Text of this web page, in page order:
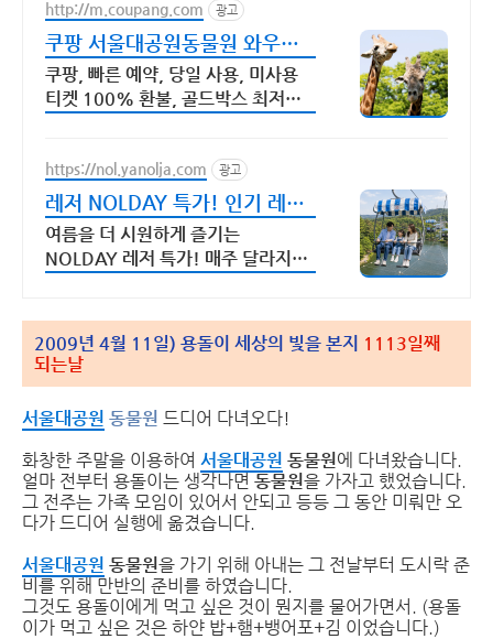
http://m.coupang.com 광고
쿠팡 서울대공원동물원 와우회
원 최대 87% 할인
쿠팡, 빠른 예약, 당일 사용, 미사용
티켓 100% 환불, 골드박스 최저가
이제 쿠팡에서!
https://nol.yanolja.com 광고
레저 NOLDAY 특가! 인기 레저
매일 상시 할인
여름을 더 시원하게 즐기는
NOLDAY 레저 특가! 매주 달라지는
2009년 4월 11일) 용돌이 세상의 빛을 본지 1113일째
되는날
서울대공원 동물원 드디어 다녀오다!
화창한 주말을 이용하여 서울대공원 동물원에 다녀왔습니다.
얼마 전부터 용돌이는 생각나면 동물원을 가자고 했었습니다.
그 전주는 가족 모임이 있어서 안되고 등등 그 동안 미뤄만 오
다가 드디어 실행에 옮겼습니다.
서울대공원 동물원을 가기 위해 아내는 그 전날부터 도시락 준
비를 위해 만반의 준비를 하였습니다.
그것도 용돌이에게 먹고 싶은 것이 뭔지를 물어가면서. (용돌
이가 먹고 싶은 것은 하얀 밥+햄+뱅어포+김 이었습니다.)